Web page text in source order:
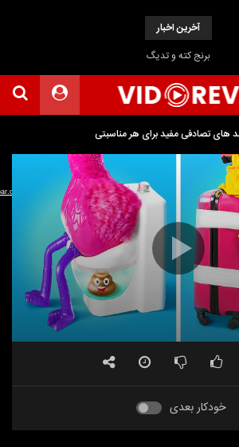
آخرین اخبار
برنج کته و تدیگ
های تصادفی مفید برای هر مناسبتی
Media error: Format(s) not supported or
SatApar/October2022/
satapar.webm
خودکار بعدی